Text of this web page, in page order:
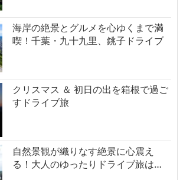
海岸の絶景とグルメを心ゆくまで満
喫！千葉・九十九里、銚子ドライブ
クリスマス ＆ 初日の出を箱根で過ご
すドライブ旅
自然景観が織りなす絶景に心震え
る！大人のゆったりドライブ旅は…